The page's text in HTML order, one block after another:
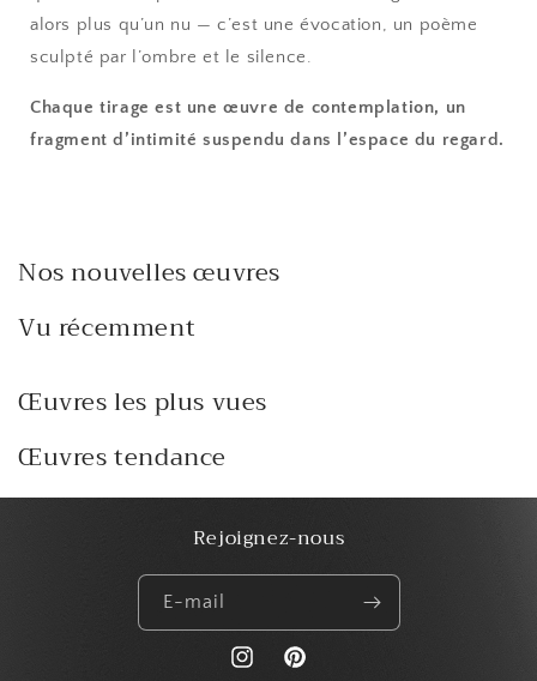
alors plus qu’un nu — c’est une évocation, un poème
sculpté par l’ombre et le silence.
Chaque tirage est une œuvre de contemplation, un
fragment d’intimité suspendu dans l’espace du regard.
Nos nouvelles œuvres
Vu récemment
Œuvres les plus vues
Œuvres tendance
Rejoignez-nous
E-mail
https://www.instagram.com/
Pinterest